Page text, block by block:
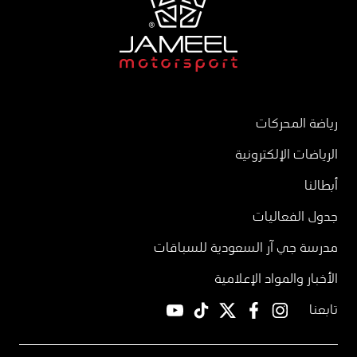
رياضة المحركات
الرياضات الإلكترونية
أبطالنا
جدول الفعاليات
مدرسة جي آر السعودية للسباقات
الأخبار والمواد الإعلامية
تابعنا